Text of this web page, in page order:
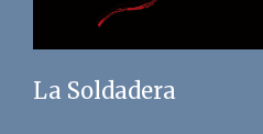
La Soldadera